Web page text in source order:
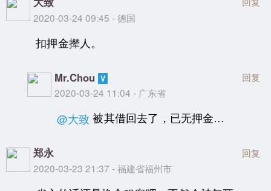
2020-03-24 09:45 - 德国
扣押金撵人。
Mr.Chou
2020-03-24 11:04 - 广东省
回复
@大致 被其借回去了，已无押金…
郑永
2020-03-23 21:37 - 福建省福州市
回复